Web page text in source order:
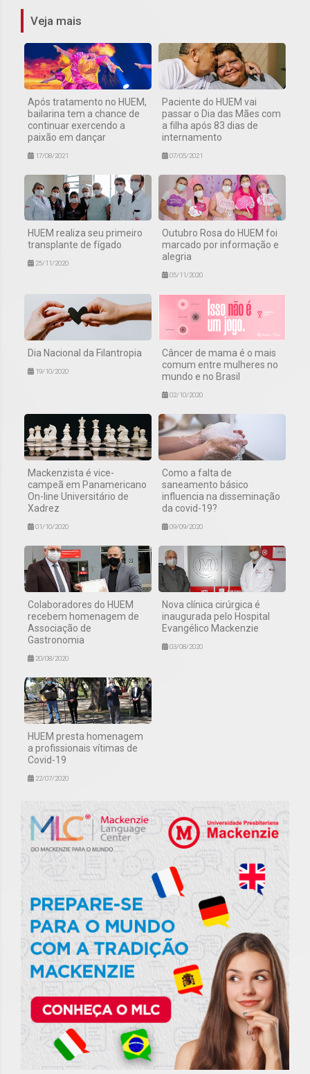
Veja mais
Após tratamento no HUEM,
bailarina tem a chance de
continuar exercendo a
paixão em dançar
17/08/2021
Paciente do HUEM vai
passar o Dia das Mães com
a filha após 83 dias de
internamento
07/05/2021
HUEM realiza seu primeiro
transplante de fígado
25/11/2020
Outubro Rosa do HUEM foi
marcado por informação e
alegria
05/11/2020
Dia Nacional da Filantropia
19/10/2020
Câncer de mama é o mais
comum entre mulheres no
mundo e no Brasil
02/10/2020
Mackenzista é vice-
campeã em Panamericano
On-line Universitário de
Xadrez
01/10/2020
Como a falta de
saneamento básico
influencia na disseminação
da covid-19?
09/09/2020
Colaboradores do HUEM
recebem homenagem de
Associação de
Gastronomia
20/08/2020
Nova clínica cirúrgica é
inaugurada pelo Hospital
Evangélico Mackenzie
03/08/2020
HUEM presta homenagem
a profissionais vítimas de
Covid-19
22/07/2020